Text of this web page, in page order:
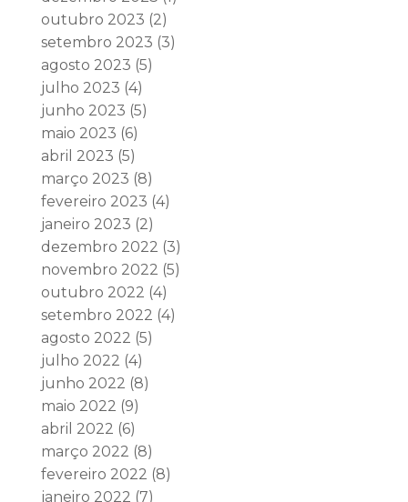
outubro 2023 (2)
setembro 2023 (3)
agosto 2023 (5)
julho 2023 (4)
junho 2023 (5)
maio 2023 (6)
abril 2023 (5)
março 2023 (8)
fevereiro 2023 (4)
janeiro 2023 (2)
dezembro 2022 (3)
novembro 2022 (5)
outubro 2022 (4)
setembro 2022 (4)
agosto 2022 (5)
julho 2022 (4)
junho 2022 (8)
maio 2022 (9)
abril 2022 (6)
março 2022 (8)
fevereiro 2022 (8)
janeiro 2022 (7)